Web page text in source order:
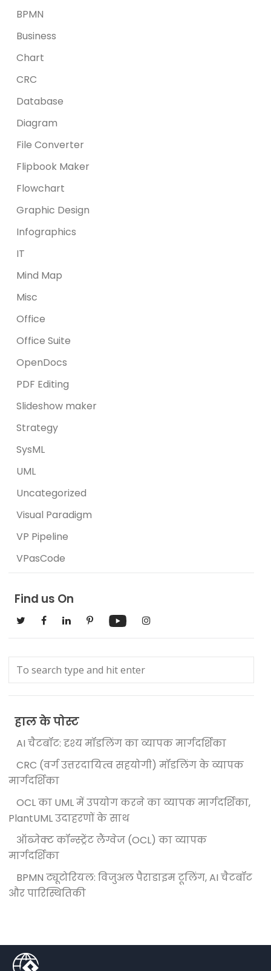
BPMN
Business
Chart
CRC
Database
Diagram
File Converter
Flipbook Maker
Flowchart
Graphic Design
Infographics
IT
Mind Map
Misc
Office
Office Suite
OpenDocs
PDF Editing
Slideshow maker
Strategy
SysML
UML
Uncategorized
Visual Paradigm
VP Pipeline
VPasCode
Find us On
हाल के पोस्ट
AI चैटबॉट: दृश्य मॉडलिंग का व्यापक मार्गदर्शिका
CRC (वर्ग उत्तरदायित्व सहयोगी) मॉडलिंग के व्यापक
मार्गदर्शिका
OCL का UML में उपयोग करने का व्यापक मार्गदर्शिका,
PlantUML उदाहरणों के साथ
ऑब्जेक्ट कॉन्स्ट्रेंट लैंग्वेज (OCL) का व्यापक
मार्गदर्शिका
BPMN ट्यूटोरियल: विजुअल पैराडाइम टूलिंग, AI चैटबॉट
और पारिस्थितिकी